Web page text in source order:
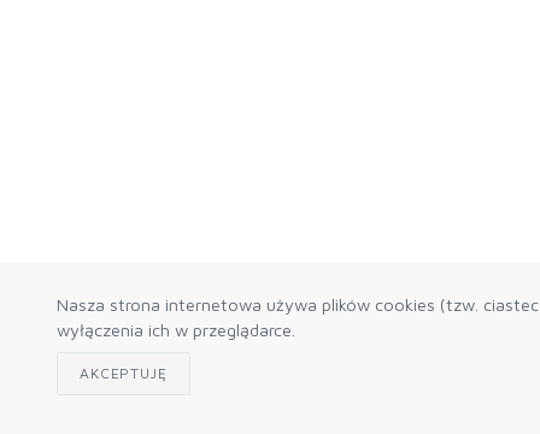
Nasza strona internetowa używa plików cookies (tzw.
wyłączenia ich w przeglądarce.
AKCEPTUJĘ